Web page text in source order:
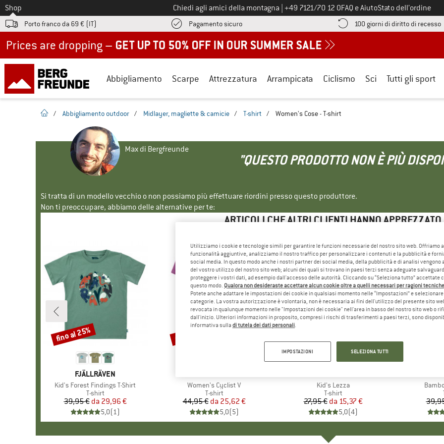
Allo
Shop Chiedi agli amici della montagna Chiamaci al numero
+49 7121/70 12 0FAQ e AiutoStato dell’ordine
Porto franco da 69 € (IT) Pagamento sicuroQui trovi le informazioni di pagamento! Si apre in una casella
100 giorni di diritto di recesso
Abbigliamento Scarpe Attrezzatura Arrampicata Ciclismo Sci Tutti gli sport
pagina iniziale
/ Abbigliamento outdoor / Midlayer, magliette & camicie / T-shirt / Women's Cose - T-shirt
Max di Bergfreunde
"QUESTO PRODOTTO NON È PIÙ
Si tratta di un modello vecchio o non possiamo più effettuare riordini presso questo produttore.
Non ti preoccupare, abbiamo delle alternative per te:
ARTICOLI CHE ALTRI CLIENTI HANNO APPREZZATO
MARCHIO
FJÄLLRÄVEN
Articolo
Kid's Forest Findings T-Shirt
Gruppo di prodotti
T-shirt
Prezzo
39,95 € Prezzo ridotto
da 29,96 €
5,0(1)
Sconto
fino al 25%
Articolo
Women's Cyclist V
Gruppo di prodotti
T-shirt
Prezzo
44,95 € Prezzo ridotto
da 25,62 €
5,0(5)
Sconto
fino al 43%
Articolo
Kid's Lezza
Gruppo di prodotti
T-shirt
Prezzo
27,95 € Prezzo ridotto
da 15,37 €
5,0(4)
fino al 45%
Utilizziamo i cookie e tecnologie simili per garantire le funzioni necessarie del nostro sito web. Offriamo
funzionalità aggiuntive, analizziamo il nostro traffico per personalizzare i contenuti e la pubblicità e
social media. In questo modo anche i nostri partner dei social media, della pubblicità e di analisi vengono
del vostro utilizzo del nostro sito web; alcuni dei quali si trovano in paesi terzi senza adeguate
proteggere i vostri dati, ad esempio dall'accesso delle autorità. Cliccando su “Seleziona tutto” accettate
questo modo. Qualora non desideraste accettare alcun cookie oltre a quelli necessari per ragioni
Potete anche adattare le impostazioni dei cookie in qualsiasi momento nelle “Impostazioni” e
categorie. La vostra autorizzazione è volontaria, non è necessaria ai fini dell'utilizzo del presente sito
revocata in qualunque momento nelle "Impostazioni dei cookie" nell'area in basso del nostro sito web o
dall'inizio. Ulteriori informazioni in proposito, compresi i rischi di trasferimenti a paesi terzi, sono
informativa sulla di tutela dei dati personali.
IMPOSTAZIONI SELEZIONA TUTTI